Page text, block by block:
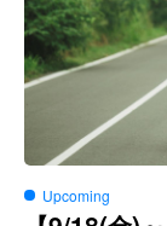
Upcoming